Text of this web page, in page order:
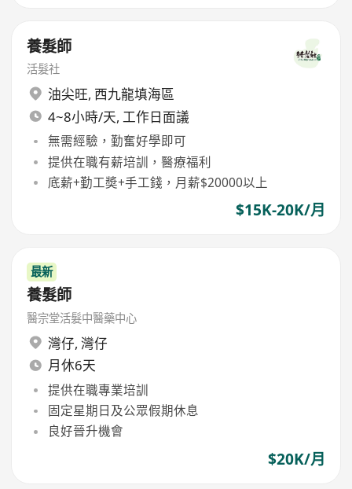
養髮師
活髮社
油尖旺, 西九龍填海區
4~8小時/天, 工作日面議
無需經驗，勤奮好學即可
提供在職有薪培訓，醫療福利
底薪+勤工奬+手工錢，月薪$20000以上
$15K-20K/月
最新
養髮師
醫宗堂活髮中醫藥中心
灣仔, 灣仔
月休6天
提供在職專業培訓
固定星期日及公眾假期休息
良好晉升機會
$20K/月